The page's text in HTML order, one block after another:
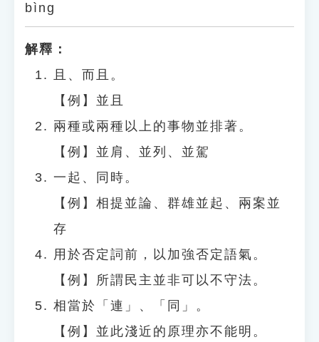
bìng
解釋：
且、而且。
【例】並且
兩種或兩種以上的事物並排著。
【例】並肩、並列、並駕
一起、同時。
【例】相提並論、群雄並起、兩案並
存
用於否定詞前，以加強否定語氣。
【例】所謂民主並非可以不守法。
相當於「連」、「同」。
【例】並此淺近的原理亦不能明。